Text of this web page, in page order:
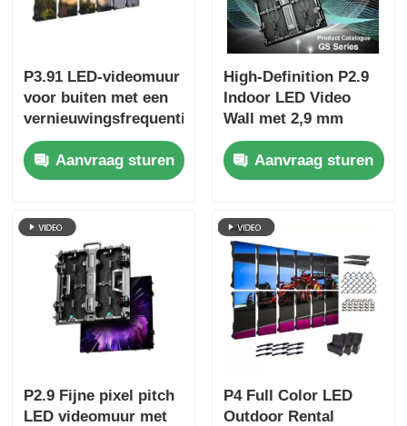
P3.91 LED-videomuur
voor buiten met een
vernieuwingsfrequentie
van 7680 Hz,
kleurendisplay en
IP65-bescherming
podiumevenementen
Aanvraag sturen
High-Definition P2.9
Indoor LED Video
Wall met 2,9 mm
Pixel Pitch 3840 Hz
Refresh Rate en
4500cd/sqm
Aanvraag sturen
P2.9 Fijne pixel pitch
LED videomuur met
P4 Full Color LED
Outdoor Rental